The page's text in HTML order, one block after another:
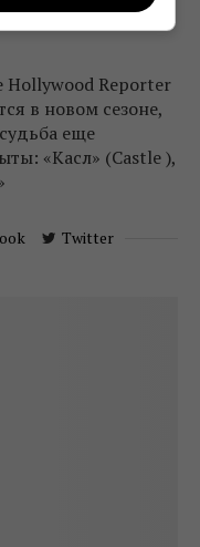
Hollywood Reporter
в новом сезоне,
еще
«Касл» (Castle ),
Twitter